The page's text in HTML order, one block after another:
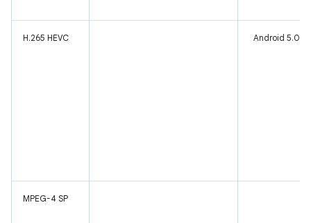
H.265 HEVC Android 5.0
MPEG-4 SP